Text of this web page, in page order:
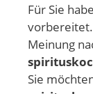
Für Sie
Meinung
Sie